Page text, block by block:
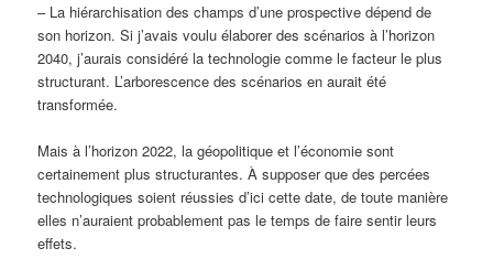
– La hiérarchisation des champs d’une prospective dépend de
son horizon. Si j’avais voulu élaborer des scénarios à l’horizon
2040, j’aurais considéré la technologie comme le facteur le plus
structurant. L’arborescence des scénarios en aurait été
transformée.
Mais à l’horizon 2022, la géopolitique et l’économie sont
certainement plus structurantes. À supposer que des percées
technologiques soient réussies d’ici cette date, de toute manière
elles n’auraient probablement pas le temps de faire sentir leurs
effets.